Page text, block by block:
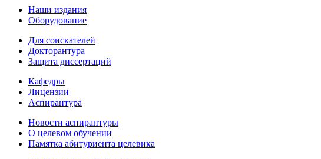
Наши издания
Оборудование
Для соискателей
Докторантура
Защита диссертаций
Кафедры
Лицензии
Аспирантура
Новости аспирантуры
О целевом обучении
Памятка абитуриента целевика